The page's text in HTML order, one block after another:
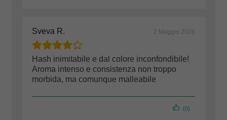
Sveva R. 2 Maggio 2026
Hash inimitabile e dal colore inconfondibile!
Aroma intenso e consistenza non troppo
morbida, ma comunque malleabile
(0)